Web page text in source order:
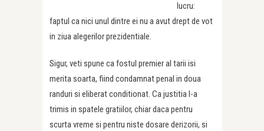
lucru:
faptul ca nici unul dintre ei nu a avut drept de vot
in ziua alegerilor prezidentiale.
Sigur, veti spune ca fostul premier al tarii isi
merita soarta, fiind condamnat penal in doua
randuri si eliberat conditionat. Ca justitia l-a
trimis in spatele gratiilor, chiar daca pentru
scurta vreme si pentru niste dosare derizorii, si